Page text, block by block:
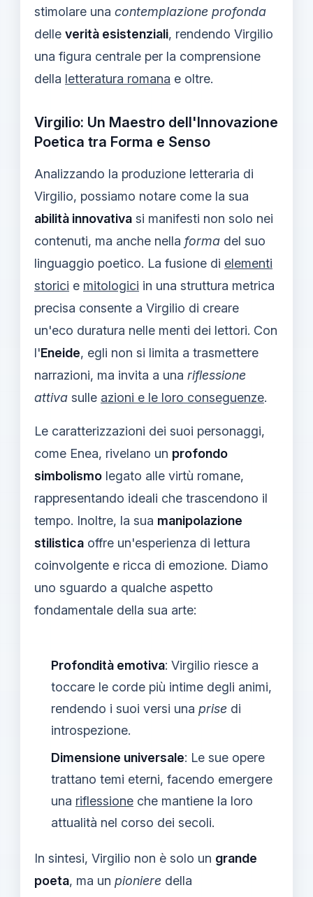
stimolare una contemplazione profonda
delle verità esistenziali, rendendo Virgilio
una figura centrale per la comprensione
della letteratura romana e oltre.
Virgilio: Un Maestro dell'Innovazione
Poetica tra Forma e Senso
Analizzando la produzione letteraria di
Virgilio, possiamo notare come la sua
abilità innovativa si manifesti non solo nei
contenuti, ma anche nella forma del suo
linguaggio poetico. La fusione di elementi
storici e mitologici in una struttura metrica
precisa consente a Virgilio di creare
un'eco duratura nelle menti dei lettori. Con
l'Eneide, egli non si limita a trasmettere
narrazioni, ma invita a una riflessione
attiva sulle azioni e le loro conseguenze.
Le caratterizzazioni dei suoi personaggi,
come Enea, rivelano un profondo
simbolismo legato alle virtù romane,
rappresentando ideali che trascendono il
tempo. Inoltre, la sua manipolazione
stilistica offre un'esperienza di lettura
coinvolgente e ricca di emozione. Diamo
uno sguardo a qualche aspetto
fondamentale della sua arte:
Profondità emotiva: Virgilio riesce a
toccare le corde più intime degli animi,
rendendo i suoi versi una prise di
introspezione.
Dimensione universale: Le sue opere
trattano temi eterni, facendo emergere
una riflessione che mantiene la loro
attualità nel corso dei secoli.
In sintesi, Virgilio non è solo un grande
poeta, ma un pioniere della